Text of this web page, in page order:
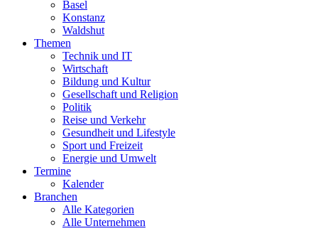
Basel
Konstanz
Waldshut
Themen
Technik und IT
Wirtschaft
Bildung und Kultur
Gesellschaft und Religion
Politik
Reise und Verkehr
Gesundheit und Lifestyle
Sport und Freizeit
Energie und Umwelt
Termine
Kalender
Branchen
Alle Kategorien
Alle Unternehmen